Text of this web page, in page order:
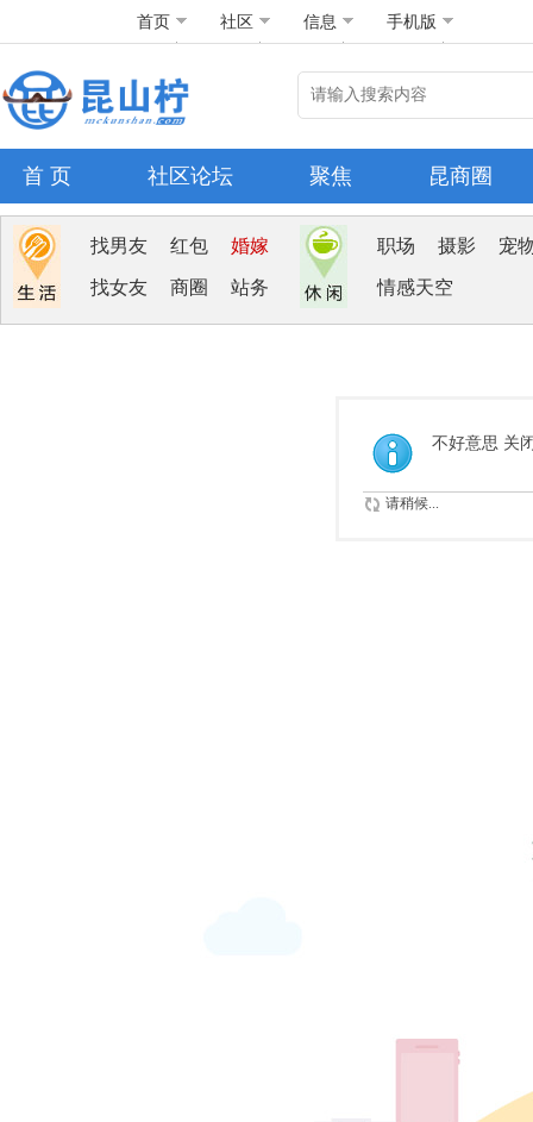
首页 社区 信息 手机版
首 页 社区论坛 聚焦 昆商圈
找男友 红包 婚嫁
找女友 商圈 站务
职场 摄影 宠
情感天空
不好意思 关
请稍候...